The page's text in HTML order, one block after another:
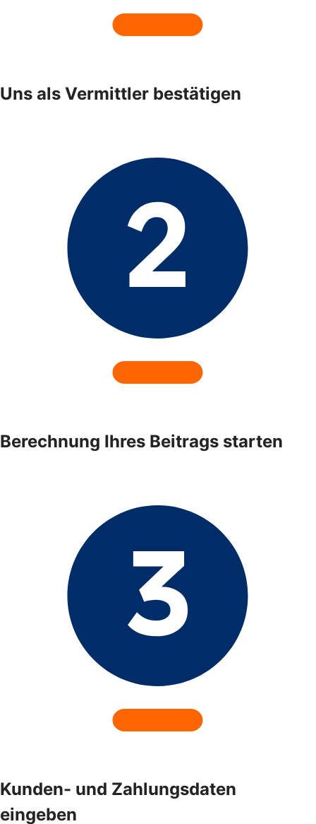
Uns als Vermittler bestätigen
Berechnung Ihres Beitrags starten
Kunden- und Zahlungsdaten
eingeben